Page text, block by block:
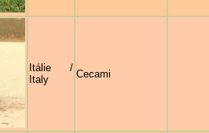
Itálie /
Italy
Cecami